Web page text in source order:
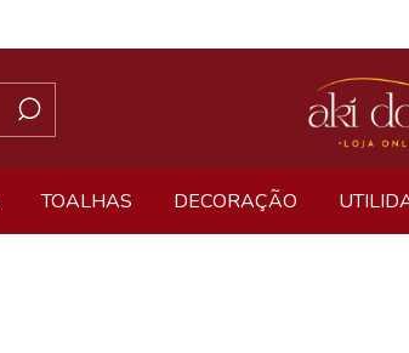
TOALHAS DECORAÇÃO